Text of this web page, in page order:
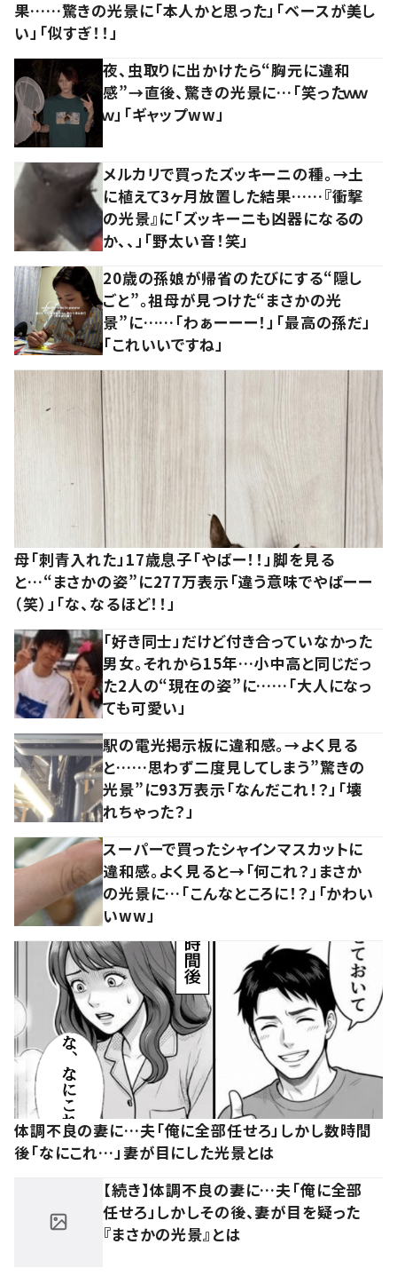
果……驚きの光景に「本人かと思った」「ベースが美し
い」「似すぎ！！」
夜、虫取りに出かけたら“胸元に違和
感”→直後、驚きの光景に…「笑ったｗｗ
ｗ」「ギャップww」
メルカリで買ったズッキーニの種。→土
に植えて3ヶ月放置した結果……『衝撃
の光景』に「ズッキーニも凶器になるの
か、、」「野太い音！笑」
20歳の孫娘が帰省のたびにする“隠し
ごと”。祖母が見つけた“まさかの光
景”に……「わぁーーー！」「最高の孫だ」
「これいいですね」
母「刺青入れた」17歳息子「やばー！！」脚を見る
と…“まさかの姿”に277万表示「違う意味でやばーー
（笑）」「な、なるほど！！」
「好き同士」だけど付き合っていなかった
男女。それから15年…小中高と同じだっ
た2人の“現在の姿”に……「大人になっ
ても可愛い」
駅の電光掲示板に違和感。→よく見る
と……思わず二度見してしまう”驚きの
光景”に93万表示「なんだこれ！？」「壊
れちゃった？」
スーパーで買ったシャインマスカットに
違和感。よく見ると→「何これ？」まさか
の光景に…「こんなところに！？」「かわい
いww」
体調不良の妻に…夫「俺に全部任せろ」しかし数時間
後「なにこれ…」妻が目にした光景とは
【続き】体調不良の妻に…夫「俺に全部
任せろ」しかしその後、妻が目を疑った
『まさかの光景』とは